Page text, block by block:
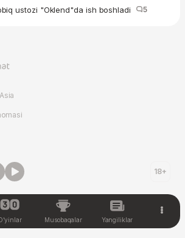
ustozi "Oklend"da ish boshladi 5
18+
Musobaqalar Yangiliklar